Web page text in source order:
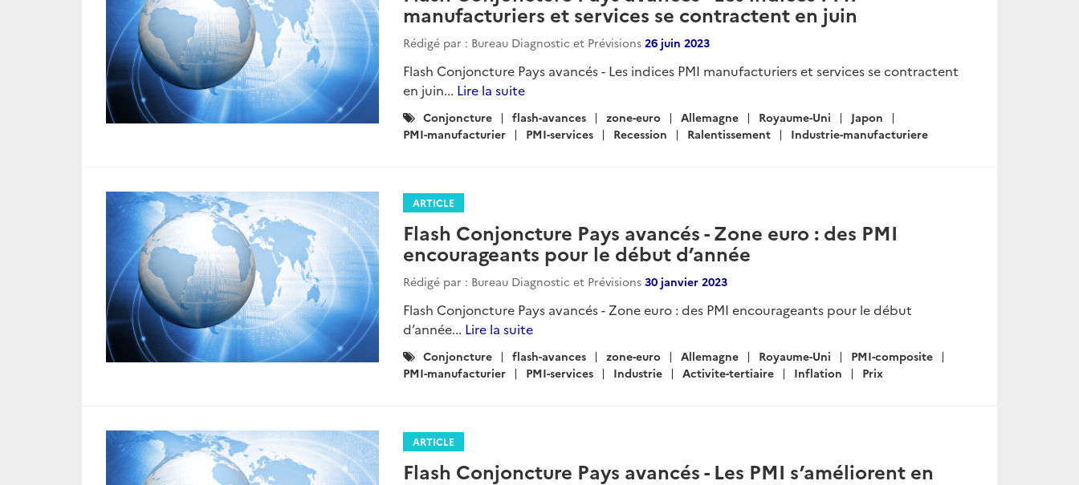
manufacturiers et services se contractent en juin
Rédigé par : Bureau Diagnostic et Prévisions 26 juin 2023
Flash Conjoncture Pays avancés - Les indices PMI manufacturiers et services se contractent
en juin... Lire la suite
Catégories
:
Conjoncture flash-avances zone-euro Allemagne Royaume-Uni
Japon
PMI-manufacturier
PMI-services Recession Ralentissement Industrie-manufacturiere
ARTICLE
Flash Conjoncture Pays avancés - Zone euro : des PMI
encourageants pour le début d’année
Rédigé par : Bureau Diagnostic et Prévisions 30 janvier 2023
Flash Conjoncture Pays avancés - Zone euro : des PMI encourageants pour le début
d’année... Lire la suite
Catégories
:
Conjoncture flash-avances zone-euro Allemagne Royaume-Uni
PMI-composite
PMI-manufacturier
PMI-services Industrie Activite-tertiaire Inflation Prix
ARTICLE
Flash Conjoncture Pays avancés - Les PMI s’améliorent en